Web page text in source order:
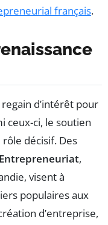
français.
d’intérêt pour
ceux-ci, le soutien
décisif. Des
,
visent à
populaires aux
d’entreprise,